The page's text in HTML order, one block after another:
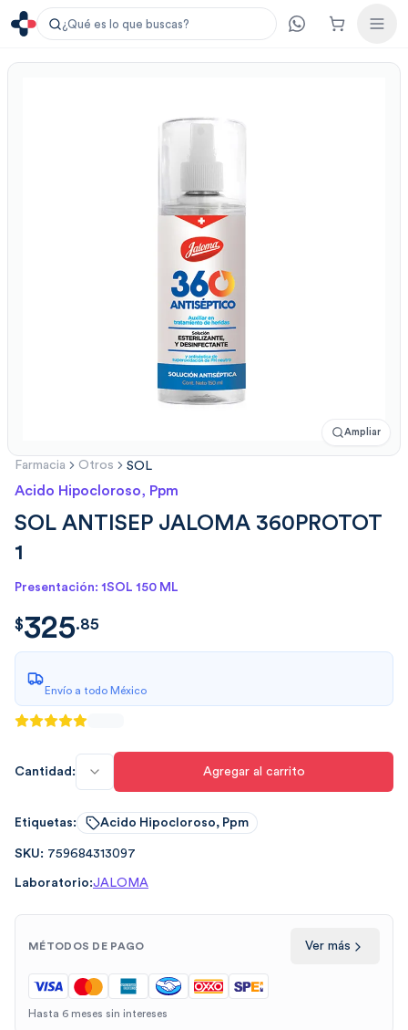
¿Qué es lo que buscas?
Ampliar
Farmacia Otros SOL
Acido Hipocloroso, Ppm
SOL ANTISEP JALOMA 360PROTOT
1
Presentación: 1SOL 150 ML
$325.85
$325.85
Envío a todo México
Cantidad: Agregar al carrito
Etiquetas: Acido Hipocloroso, Ppm
SKU: 759684313097
Laboratorio:JALOMA
MÉTODOS DE PAGO Ver más
Hasta 6 meses sin intereses